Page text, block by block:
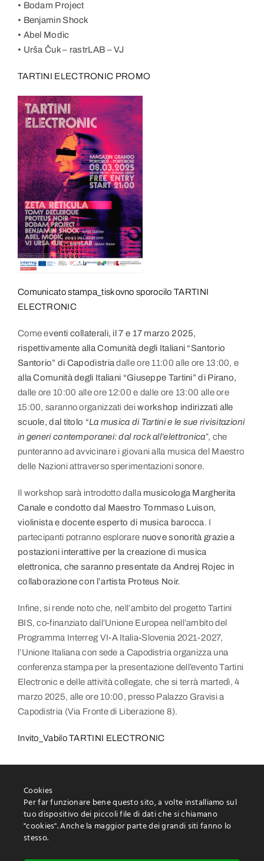
• Bodam Project
• Benjamin Shock
• Abel Modic
• Urša Čuk – rastrLAB – VJ
TARTINI ELECTRONIC PROMO
Comunicato stampa_tiskovno sporocilo TARTINI
ELECTRONIC
Come eventi collaterali, il 7 e 17 marzo 2025,
rispettivamente alla Comunità degli Italiani “Santorio
Santorio” di Capodistria dalle ore 11:00 alle ore 13:00, e
alla Comunità degli Italiani “Giuseppe Tartini” di Pirano,
dalle ore 10:00 alle ore 12:00 e dalle ore 13:00 alle ore
15:00, saranno organizzati deiworkshop indirizzati alle
scuole, dal titolo “La musica di Tartini e le sue rivisitazioni
in generi contemporanei: dal rock all’elettronica”, che
punteranno ad avvicinare i giovani alla musica del Maestro
delle Nazioni attraverso sperimentazioni sonore.
Il workshop sarà introdotto dalla musicologa Margherita
Canale e condotto dal Maestro Tommaso Luison,
violinista e docente esperto di musica barocca. I
partecipanti potranno esplorare nuove sonorità grazie a
postazioni interattive per la creazione di musica
elettronica, che saranno presentate da Andrej Rojec in
collaborazione con l’artista Proteus Noir.
Infine, si rende noto che, nell’ambito del progetto Tartini
BIS, co-finanziato dall’Unione Europea nell’ambito del
Programma Interreg VI-A Italia-Slovenia 2021-2027,
l’Unione Italiana con sede a Capodistria organizza una
conferenza stampa per la presentazione dell’evento Tartini
Electronic e delle attività collegate, che si terrà martedì, 4
marzo 2025, alle ore 10:00, presso Palazzo Gravisi a
Capodistria (Via Fronte di Liberazione 8).
Invito_Vabilo TARTINI ELECTRONIC
Cookies
Per far funzionare bene questo sito, a volte installiamo sul
tuo dispositivo dei piccoli file di dati che si chiamano
"cookies". Anche la maggior parte dei grandi siti fanno lo
stesso.